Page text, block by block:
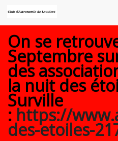
On se
Septembre
des
la nuit des
Surville
: https://
des-etoiles-